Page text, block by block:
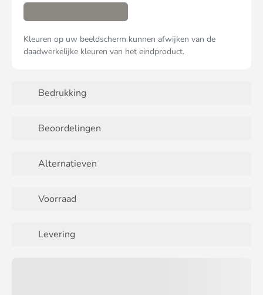
Kleuren op uw beeldscherm kunnen afwijken van de
daadwerkelijke kleuren van het eindproduct.
Bedrukking
Beoordelingen
Alternatieven
Voorraad
Levering